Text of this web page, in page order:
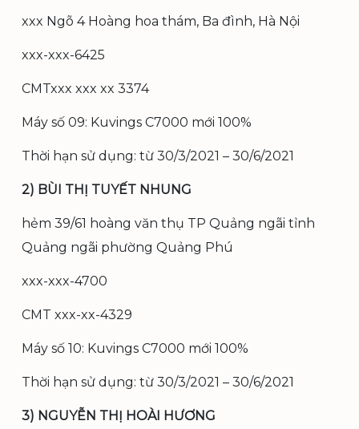
xxx Ngõ 4 Hoàng hoa thám, Ba đình, Hà Nội
xxx-xxx-6425
CMTxxx xxx xx 3374
Máy số 09: Kuvings C7000 mới 100%
Thời hạn sử dụng: từ 30/3/2021 – 30/6/2021
2) BÙI THỊ TUYẾT NHUNG
hẻm 39/61 hoàng văn thụ TP Quảng ngãi tỉnh
Quảng ngãi phường Quảng Phú
xxx-xxx-4700
CMT xxx-xx-4329
Máy số 10: Kuvings C7000 mới 100%
Thời hạn sử dụng: từ 30/3/2021 – 30/6/2021
3) NGUYỄN THỊ HOÀI HƯƠNG